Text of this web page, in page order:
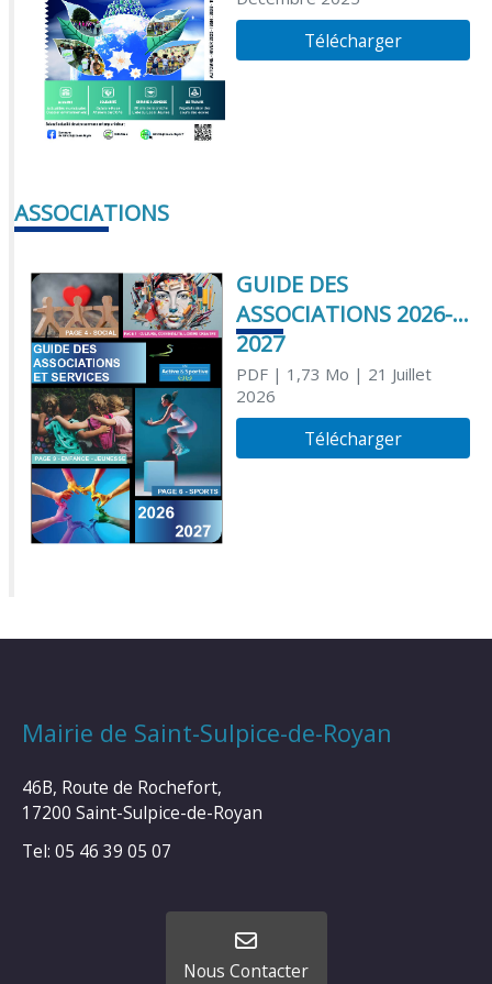
Télécharger
ASSOCIATIONS
GUIDE DES
ASSOCIATIONS 2026-
2027
PDF| 1,73 Mo | 21 Juillet
2026
Télécharger
Mairie de Saint-Sulpice-de-Royan
46B, Route de Rochefort,
17200 Saint-Sulpice-de-Royan
Tel: 05 46 39 05 07
Nous Contacter